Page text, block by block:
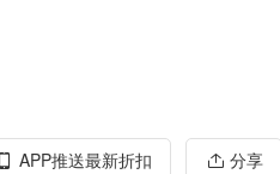
APP推送最新折扣 分享